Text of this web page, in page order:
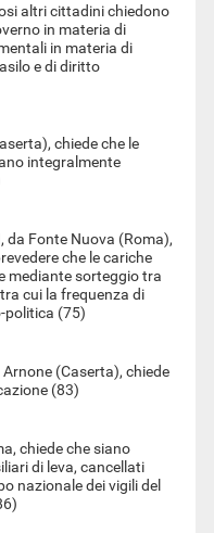
altri cittadini chiedono
in materia di
in materia di
e di diritto
chiede che le
integralmente
da Fonte Nuova (Roma),
che le cariche
mediante sorteggio tra
cui la frequenza di
politica (75)
Arnone (Caserta), chiede
(83)
chiede che siano
di leva, cancellati
nazionale dei vigili del